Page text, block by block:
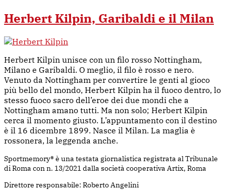
Herbert Kilpin, Garibaldi e il Milan
Herbert Kilpin unisce con un filo rosso Nottingham,
Milano e Garibaldi. O meglio, il filo è rosso e nero.
Venuto da Nottingham per convertire le genti al gioco
più bello del mondo, Herbert Kilpin ha il fuoco dentro, lo
stesso fuoco sacro dell’eroe dei due mondi che a
Nottingham amano tutti. Ma non solo; Herbert Kilpin
cerca il momento giusto. L’appuntamento con il destino
è il 16 dicembre 1899. Nasce il Milan. La maglia è
rossonera, la leggenda anche.
Sportmemory® è una testata giornalistica registrata al Tribunale
di Roma con n. 13/2021 dalla società cooperativa Artix, Roma
Direttore responsabile: Roberto Angelini